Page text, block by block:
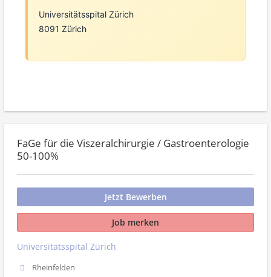
Universitätsspital Zürich
8091 Zürich
FaGe für die Viszeralchirurgie / Gastroenterologie
50-100%
Jetzt Bewerben
Job merken
Universitätsspital Zürich
Rheinfelden